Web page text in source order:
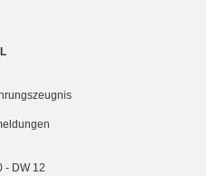
- DW 12